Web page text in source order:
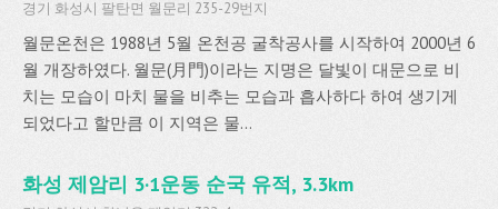
경기 화성시 팔탄면 월문리 235-29번지
월문온천은 1988년 5월 온천공 굴착공사를 시작하여 2000년 6
월 개장하였다. 월문(月門)이라는 지명은 달빛이 대문으로 비
치는 모습이 마치 물을 비추는 모습과 흡사하다 하여 생기게
되었다고 할만큼 이 지역은 물...
화성 제암리 3·1운동 순국 유적, 3.3km